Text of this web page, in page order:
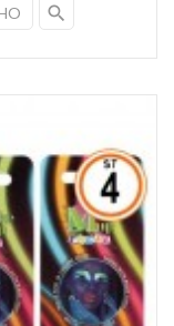
search